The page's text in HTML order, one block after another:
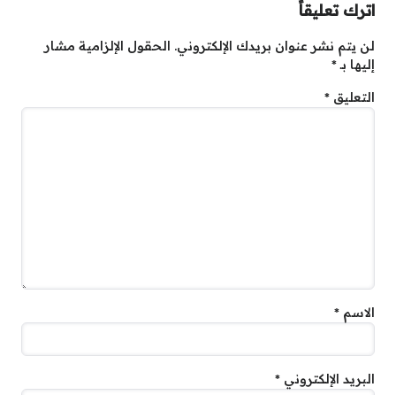
اترك تعليقاً
لن يتم نشر عنوان بريدك الإلكتروني. الحقول الإلزامية مشار
إليها بـ*
التعليق *
الاسم *
البريد الإلكتروني *